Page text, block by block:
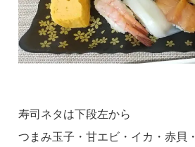
寿司ネタは下段左から
つまみ玉子・甘エビ・イカ・赤貝